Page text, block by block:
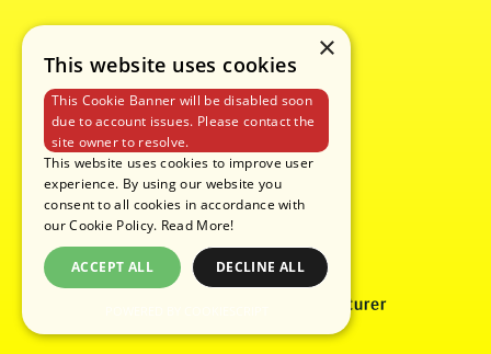
版权 © 2025 Pantainorasingh Manufacturer
×
This website uses cookies
This Cookie Banner will be disabled soon
due to account issues. Please contact the
site owner to resolve.
This website uses cookies to improve user
experience. By using our website you
consent to all cookies in accordance with
our Cookie Policy. Read More!
ACCEPT ALL DECLINE ALL